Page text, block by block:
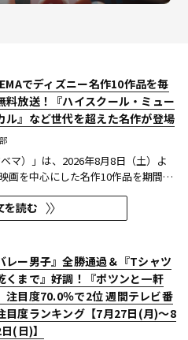
でディズニー名作10作品を毎
料放送！『ハイスクール・ミュー
ル』など世代を超えた名作が登場
マ）」は、2026年8月8日（土）よ
画を中心にした名作10作品を期間限
を読む
レー男子』全勝通過＆『Tシャツ
くまで』好調！『ポツンと一軒
注目度70.0％で2位 週間テレビ番
目度ランキング【7月27日(月)～8
(日)】